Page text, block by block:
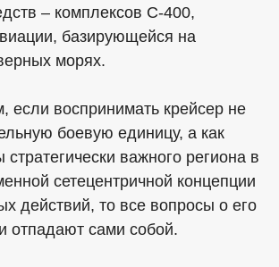
– комплексов С-400,
базирующейся на
морях.
если воспринимать крейсер не
боевую единицу, а как
важного региона в
сетецентричной концепции
действий, то все вопросы о его
отпадают сами собой.